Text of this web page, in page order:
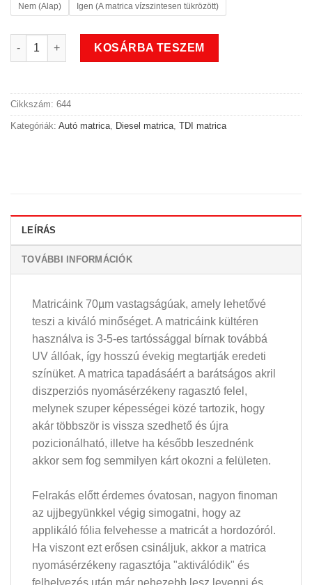
Nem (Alap) Igen (A matrica vízszintesen tükrözött)
Power TDI matrica mennyiség
KOSÁRBA TESZEM
Cikkszám: 644
Kategóriák: Autó matrica Diesel matrica TDI matrica
LEÍRÁS
TOVÁBBI INFORMÁCIÓK
Matricáink 70µm vastagságúak, amely lehetővé
teszi a kiváló minőséget. A matricáink kültéren
használva is 3-5-es tartóssággal bírnak továbbá
UV állóak, így hosszú évekig megtartják eredeti
színüket. A matrica tapadásáért a barátságos akril
diszperziós nyomásérzékeny ragasztó felel,
melynek szuper képességei közé tartozik, hogy
akár többször is vissza szedhető és újra
pozicionálható, illetve ha később leszednénk
akkor sem fog semmilyen kárt okozni a felületen.
Felrakás előtt érdemes óvatosan, nagyon finoman
az ujjbegyünkkel végig simogatni, hogy az
applikáló fólia felvehesse a matricát a hordozóról.
Ha viszont ezt erősen csináljuk, akkor a matrica
nyomásérzékeny ragasztója "aktiválódik" és